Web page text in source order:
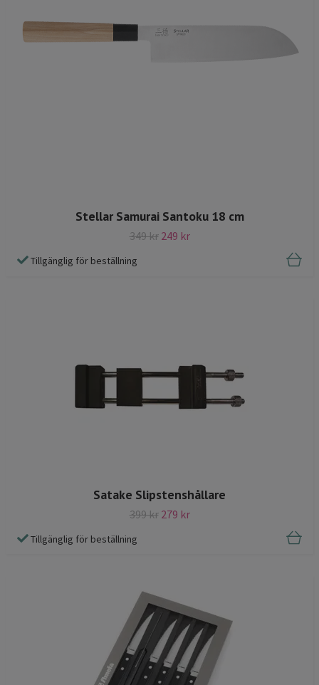
Stellar Samurai Santoku 18 cm
349 kr 249 kr
Tillgänglig för beställning
Satake Slipstenshållare
399 kr 279 kr
Tillgänglig för beställning